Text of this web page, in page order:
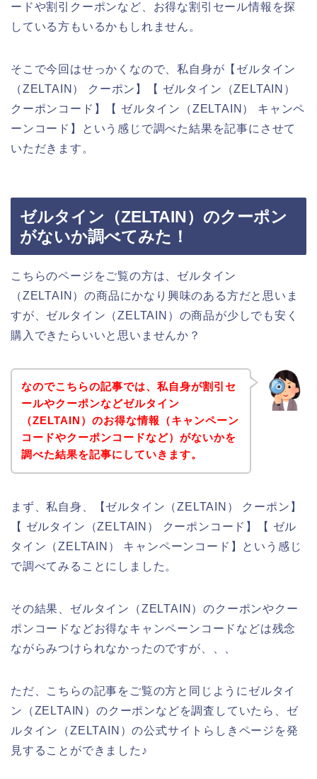
ードや割引クーポンなど、お得な割引セール情報を探
している方もいるかもしれません。
そこで今回はせっかくなので、私自身が【ゼルタイン
（ZELTAIN） クーポン】【 ゼルタイン（ZELTAIN）
クーポンコード】【 ゼルタイン（ZELTAIN） キャンペ
ーンコード】という感じで調べた結果を記事にさせて
いただきます。
ゼルタイン（ZELTAIN）のクーポン
がないか調べてみた！
こちらのページをご覧の方は、ゼルタイン
（ZELTAIN）の商品にかなり興味のある方だと思いま
すが、ゼルタイン（ZELTAIN）の商品が少しでも安く
購入できたらいいと思いませんか？
なのでこちらの記事では、私自身が割引セ
ールやクーポンなどゼルタイン
（ZELTAIN）のお得な情報（キャンペーン
コードやクーポンコードなど）がないかを
調べた結果を記事にしていきます。
まず、私自身、【ゼルタイン（ZELTAIN） クーポン】
【 ゼルタイン（ZELTAIN） クーポンコード】【 ゼル
タイン（ZELTAIN） キャンペーンコード】という感じ
で調べてみることにしました。
その結果、ゼルタイン（ZELTAIN）のクーポンやクー
ポンコードなどお得なキャンペーンコードなどは残念
ながらみつけられなかったのですが、、、
ただ、こちらの記事をご覧の方と同じようにゼルタイ
ン（ZELTAIN）のクーポンなどを調査していたら、ゼ
ルタイン（ZELTAIN）の公式サイトらしきページを発
見することができました♪